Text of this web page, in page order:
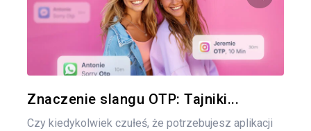
Znaczenie slangu OTP: Tajniki...
Czy kiedykolwiek czułeś, że potrzebujesz aplikacji